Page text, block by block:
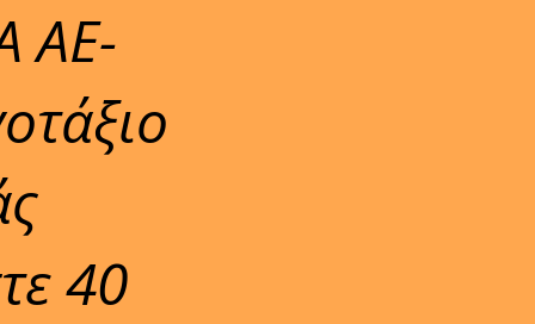
ΑΕ-
40